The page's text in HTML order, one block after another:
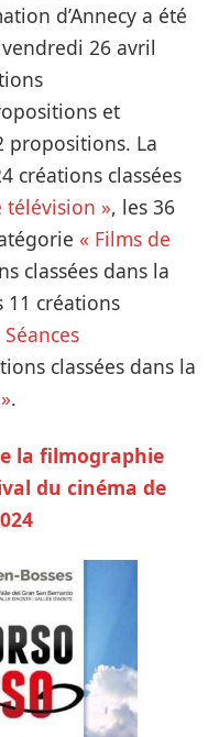
d’Annecy a été
26 avril
et
propositions. La
créations classées
télévision », les 36
« Films de
classées dans la
11 créations
Séances
classées dans la
.
la filmographie
du cinéma de